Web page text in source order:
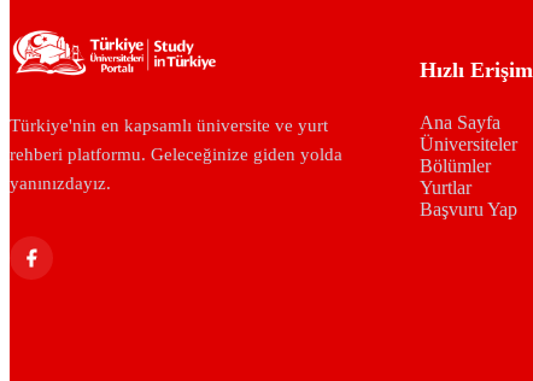
Türkiye'nin en kapsamlı üniversite ve yurt
rehberi platformu. Geleceğinize giden yolda
yanınızdayız.
Hızlı Erişim
Ana Sayfa
Üniversiteler
Bölümler
Yurtlar
Başvuru Yap